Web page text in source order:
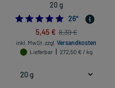
20 g
5.0
26*
5,45 € 8,39 €
inkl. MwSt. zzgl. Versandkosten
Lieferbar
272,50 € / kg